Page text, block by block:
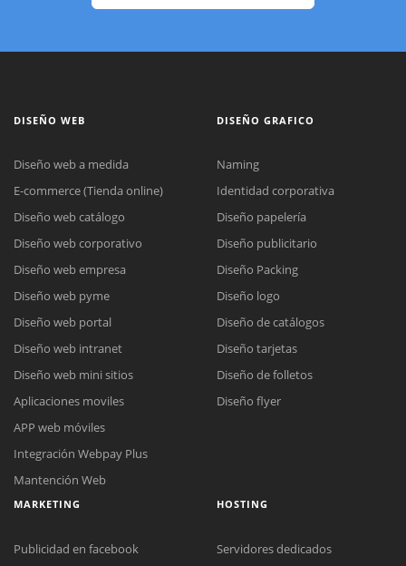
DISEÑO WEB
Diseño web a medida
E-commerce (Tienda online)
Diseño web catálogo
Diseño web corporativo
Diseño web empresa
Diseño web pyme
Diseño web portal
Diseño web intranet
Diseño web mini sitios
Aplicaciones moviles
APP web móviles
Integración Webpay Plus
Mantención Web
DISEÑO GRAFICO
Naming
Identidad corporativa
Diseño papelería
Diseño publicitario
Diseño Packing
Diseño logo
Diseño de catálogos
Diseño tarjetas
Diseño de folletos
Diseño flyer
MARKETING
Publicidad en facebook
HOSTING
Servidores dedicados